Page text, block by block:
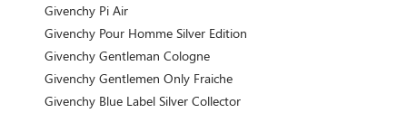
Givenchy Pi Air
Givenchy Pour Homme Silver Edition
Givenchy Gentleman Cologne
Givenchy Gentlemen Only Fraiche
Givenchy Blue Label Silver Collector